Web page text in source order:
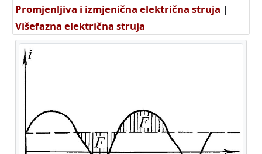
Promjenljiva i izmjenična električna struja |
Višefazna električna struja